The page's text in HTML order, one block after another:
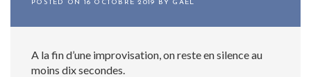
POSTED ON 16 OCTOBRE 2019 BY GAËL
A la fin d’une improvisation, on reste en silence au
moins dix secondes.